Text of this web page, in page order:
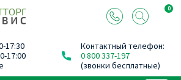
0
17:30
17:00
Контактный телефон:
0 800 337-197
(звонки бесплатные)